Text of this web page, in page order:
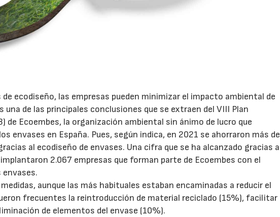
ecodiseño, las empresas pueden minimizar el impacto ambiental de
de las principales conclusiones que se extraen del VIII Plan
de Ecoembes, la organización ambiental sin ánimo de lucro que
envases en España. Pues, según indica, en 2021 se ahorraron más de
al ecodiseño de envases. Una cifra que se ha alcanzado gracias a
2.067 empresas que forman parte de Ecoembes con el
aunque las más habituales estaban encaminadas a reducir el
frecuentes la reintroducción de material reciclado (15%), facilitar
de elementos del envase (10%).